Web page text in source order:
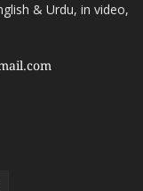
& Urdu, in video,